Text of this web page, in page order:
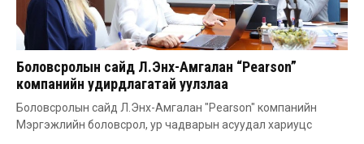
Боловсролын сайд Л.Энх-Амгалан “Pearson”
компанийн удирдлагатай уулзлаа
Боловсролын сайд Л.Энх-Амгалан "Pearson" компанийн
Мэргэжлийн боловсрол, ур чадварын асуудал хариуцс